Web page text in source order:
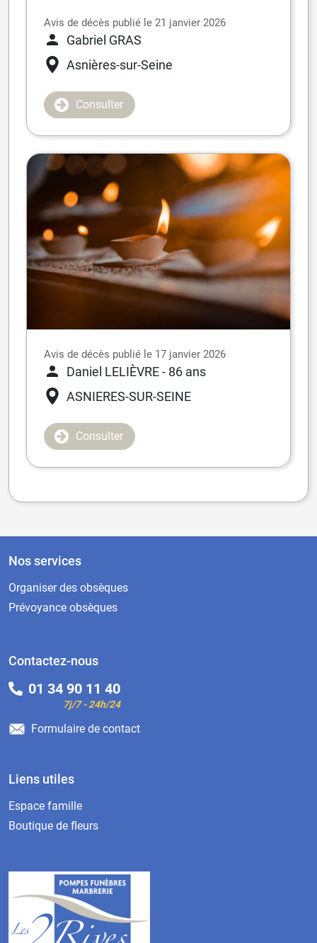
Avis de décès publié le 21 janvier 2026
Gabriel GRAS
Asnières-sur-Seine
Consulter
Avis de décès publié le 17 janvier 2026
Daniel LELIÈVRE- 86 ans
ASNIERES-SUR-SEINE
Consulter
Nos services
Organiser des obsèques
Prévoyance obsèques
Contactez-nous
01 34 90 11 40
7j/7 - 24h/24
Formulaire de contact
Liens utiles
Espace famille
Boutique de fleurs